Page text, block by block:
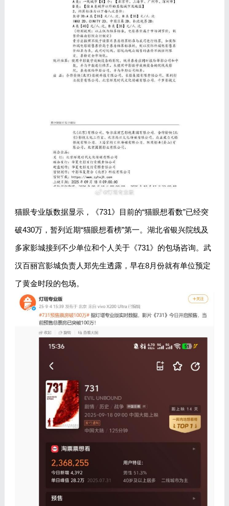
猫眼专业版数据显示，《731》目前的“猫眼想看数”已经突
破430万，暂列近期“猫眼想看榜”第一。湖北省银兴院线及
多家影城接到不少单位和个人关于《731》的包场咨询。武
汉百丽宫影城负责人郑先生透露，早在8月份就有单位预定
了黄金时段的包场。